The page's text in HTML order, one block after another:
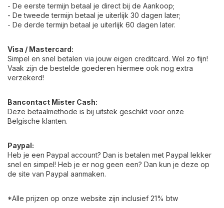
- De eerste termijn betaal je direct bij de Aankoop;
- De tweede termijn betaal je uiterlijk 30 dagen later;
- De derde termijn betaal je uiterlijk 60 dagen later.
Visa / Mastercard:
Simpel en snel betalen via jouw eigen creditcard. Wel zo fijn!
Vaak zijn de bestelde goederen hiermee ook nog extra
verzekerd!
Bancontact Mister Cash:
Deze betaalmethode is bij uitstek geschikt voor onze
Belgische klanten.
Paypal:
Heb je een Paypal account? Dan is betalen met Paypal lekker
snel en simpel! Heb je er nog geen een? Dan kun je deze op
de site van Paypal aanmaken.
*Alle prijzen op onze website zijn inclusief 21% btw